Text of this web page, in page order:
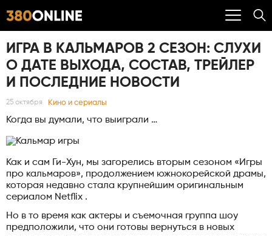
ИГРА В КАЛЬМАРОВ 2 СЕЗОН: СЛУХИ
О ДАТЕ ВЫХОДА, СОСТАВ, ТРЕЙЛЕР
И ПОСЛЕДНИЕ НОВОСТИ
25 октября Кино и сериалы
Когда вы думали, что выиграли …
Как и сам Ги-Хун, мы загорелись вторым сезоном «Игры
про кальмаров», продолжением южнокорейской драмы,
которая недавно стала крупнейшим оригинальным
сериалом Netflix .
Но в то время как актеры и съемочная группа шоу
предположили, что они готовы вернуться в новых